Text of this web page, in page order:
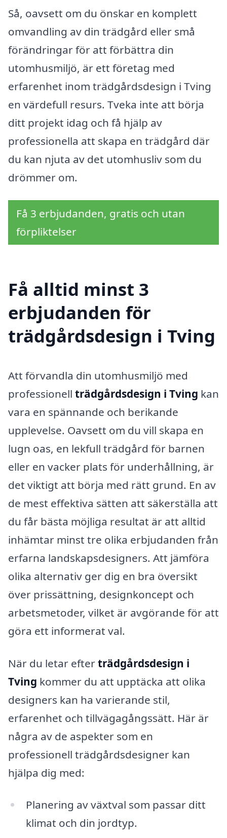
Så, oavsett om du önskar en komplett
omvandling av din trädgård eller små
förändringar för att förbättra din
utomhusmiljö, är ett företag med
erfarenhet inom trädgårdsdesign i Tving
en värdefull resurs. Tveka inte att börja
ditt projekt idag och få hjälp av
professionella att skapa en trädgård där
du kan njuta av det utomhusliv som du
drömmer om.
Få 3 erbjudanden, gratis och utan
förpliktelser
Få alltid minst 3
erbjudanden för
trädgårdsdesign i Tving
Att förvandla din utomhusmiljö med
professionell trädgårdsdesign i Tving kan
vara en spännande och berikande
upplevelse. Oavsett om du vill skapa en
lugn oas, en lekfull trädgård för barnen
eller en vacker plats för underhållning, är
det viktigt att börja med rätt grund. En av
de mest effektiva sätten att säkerställa att
du får bästa möjliga resultat är att alltid
inhämtar minst tre olika erbjudanden från
erfarna landskapsdesigners. Att jämföra
olika alternativ ger dig en bra översikt
över prissättning, designkoncept och
arbetsmetoder, vilket är avgörande för att
göra ett informerat val.
När du letar efterträdgårdsdesign i
Tving kommer du att upptäcka att olika
designers kan ha varierande stil,
erfarenhet och tillvägagångssätt. Här är
några av de aspekter som en
professionell trädgårdsdesigner kan
hjälpa dig med:
Planering av växtval som passar ditt
klimat och din jordtyp.